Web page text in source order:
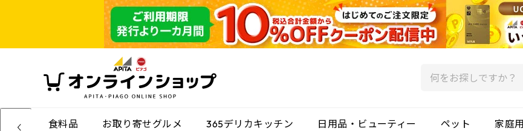
食料品 お取り寄せグルメ 365デリカキッチン 日用品・ビューティー ペット 家庭